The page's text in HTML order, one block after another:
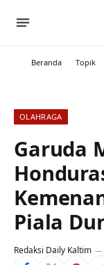
Beranda Topik
OLAHRAGA
Garuda
Piala
Redaksi Daily Kaltim